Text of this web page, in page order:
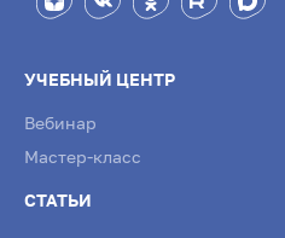
УЧЕБНЫЙ ЦЕНТР
Вебинар
Мастер-класс
СТАТЬИ